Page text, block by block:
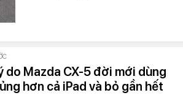
do Mazda CX-5 đời mới dùng
hơn cả iPad và bỏ gần hết